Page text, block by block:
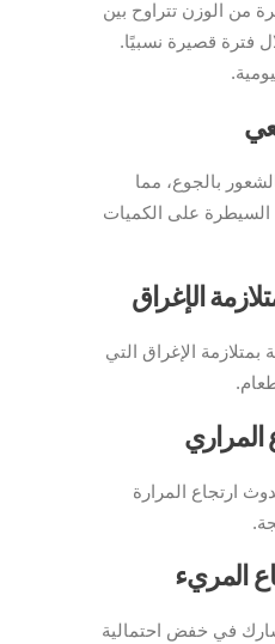
من الوزن تتراوح بين
خلال فترة قصيرة نسبيًا.
بالجوع، مما
السيطرة على الكميات
الإغراق
الإغراق التي
المراري
ارتجاع المرارة
المريء
في خفض احتمالية